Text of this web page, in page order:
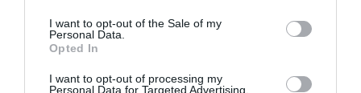
I want to opt-out of the Sale of my
Personal Data.
Opted In
I want to opt-out of processing my
Personal Data for Targeted Advertising.
Équilibre Vie Professionnelle et Personnelle : Stratégies
Concrètes et Efficaces pour Adultes Actifs